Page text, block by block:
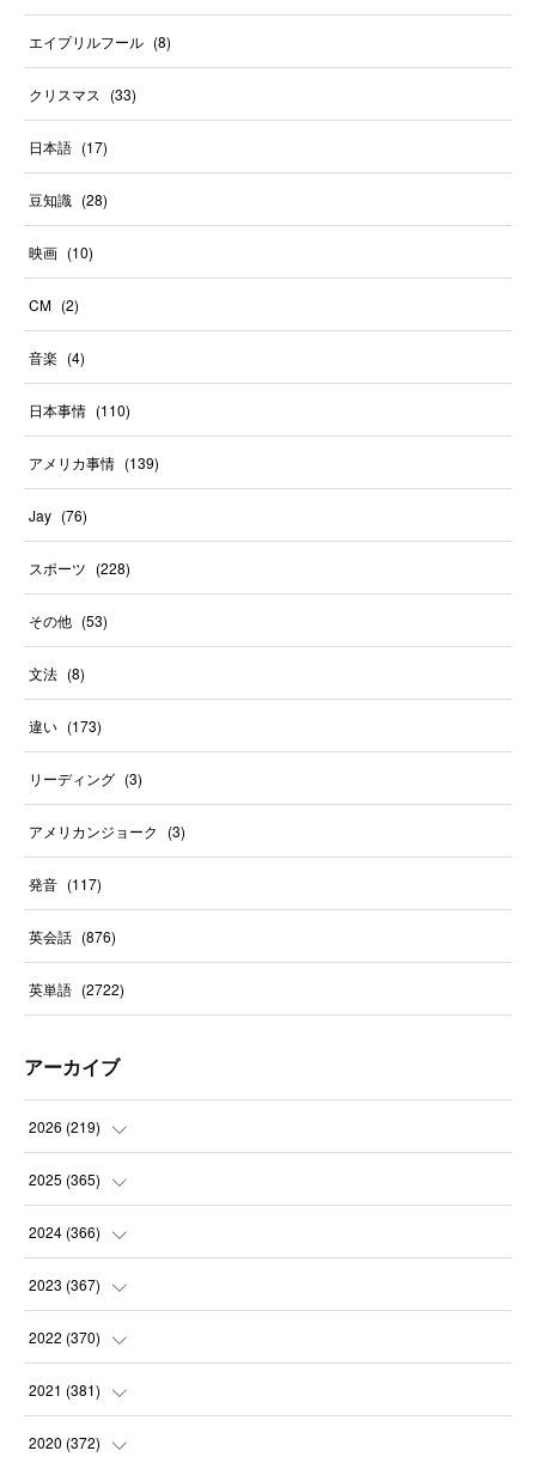
エイプリルフール (8)
クリスマス (33)
日本語 (17)
豆知識 (28)
映画 (10)
CM (2)
音楽 (4)
日本事情 (110)
アメリカ事情 (139)
Jay (76)
スポーツ (228)
その他 (53)
文法 (8)
違い (173)
リーディング (3)
アメリカンジョーク (3)
発音 (117)
英会話 (876)
英単語 (2722)
アーカイブ
2026 (219)
(8)
(31
(30
(31
2025 (365)
(31
(30
(31
(30
2024 (366)
(32
(30
(31
(30
2023 (367)
(31
(31
(31
2022 (370)
(31
(31
2021 (381)
(35
2020 (372)